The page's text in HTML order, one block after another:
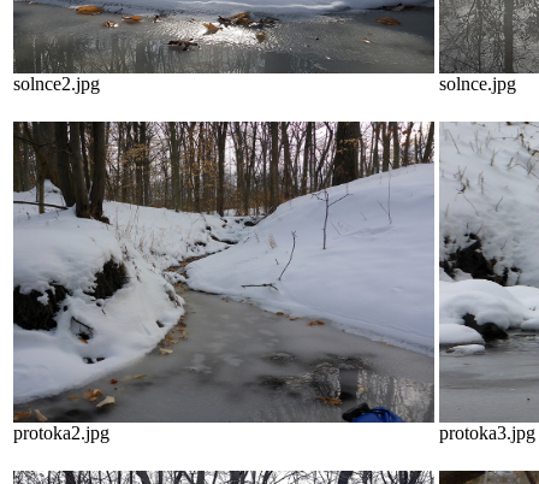
solnce2.jpg solnce.jpg
protoka2.jpg protoka3.jpg